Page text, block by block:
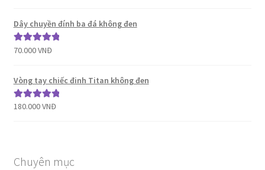
sao
Dây chuyền đính ba đá không đen
Được xếp
sao
70.000VNĐ
Vòng tay chiếc đinh Titan không đen
Được xếp
180.000VNĐ
Chuyên mục